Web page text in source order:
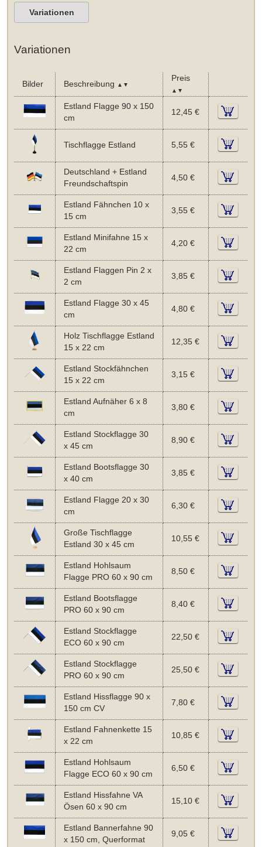
Variationen
Variationen
Bilder Beschreibung ▲▼
Preis
▲▼
Estland Flagge 90 x 150
cm
12,45 €
Tischflagge Estland 5,55 €
Deutschland + Estland
Freundschaftspin
4,50 €
Estland Fähnchen 10 x
15 cm
3,55 €
Estland Minifahne 15 x
22 cm
4,20 €
Estland Flaggen Pin 2 x
2 cm
3,85 €
Estland Flagge 30 x 45
cm
4,80 €
Holz Tischflagge Estland
15 x 22 cm
12,35 €
Estland Stockfähnchen
15 x 22 cm
3,15 €
Estland Aufnäher 6 x 8
cm
3,80 €
Estland Stockflagge 30
x 45 cm
8,90 €
Estland Bootsflagge 30
x 40 cm
3,85 €
Estland Flagge 20 x 30
cm
6,30 €
Große Tischflagge
Estland 30 x 45 cm
10,55 €
Estland Hohlsaum
Flagge PRO 60 x 90 cm
8,50 €
Estland Bootsflagge
PRO 60 x 90 cm
8,40 €
Estland Stockflagge
ECO 60 x 90 cm
22,50 €
Estland Stockflagge
PRO 60 x 90 cm
25,50 €
Estland Hissflagge 90 x
150 cm CV
7,80 €
Estland Fahnenkette 15
x 22 cm
10,85 €
Estland Hohlsaum
Flagge ECO 60 x 90 cm
6,50 €
Estland Hissfahne VA
Ösen 60 x 90 cm
15,10 €
Estland Bannerfahne 90
x 150 cm, Querformat
9,05 €